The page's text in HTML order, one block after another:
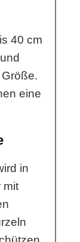
40 cm
eine
in
mit